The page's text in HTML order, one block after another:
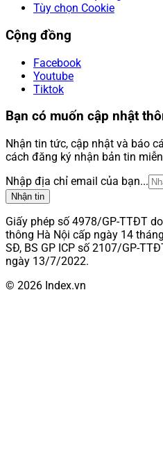
Tùy chọn Cookie
Cộng đồng
Facebook
Youtube
Tiktok
Bạn có muốn cập nhật
Nhận tin tức, cập nhật và báo
cách đăng ký nhận bản tin
Nhập địa chỉ email của bạn...
Nhận tin
Giấy phép số 4978/GP-TTĐT
thông Hà Nội cấp ngày 14
SĐ, BS GP ICP số 2107/GP-
ngày 13/7/2022.
© 2026 Index.vn